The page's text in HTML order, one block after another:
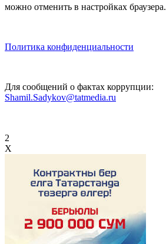
можно отменить в настройках браузера.
Политика конфиденциальности
Для сообщений о фактах коррупции:
Shamil.Sadykov@tatmedia.ru
2
X